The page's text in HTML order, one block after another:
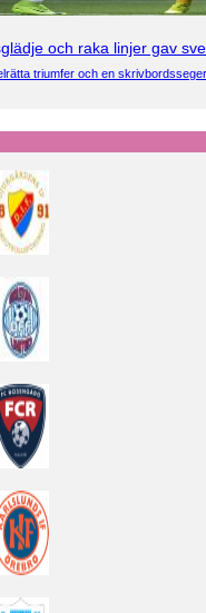
och raka linjer gav
triumfer och en